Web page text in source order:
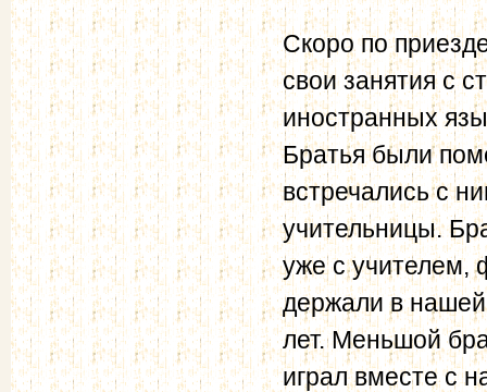
Скоро по
свои занятия с
иностранных
Братья были
встречались с
учительницы.
уже с учителем,
держали в
лет. Меньшой
играл вместе с